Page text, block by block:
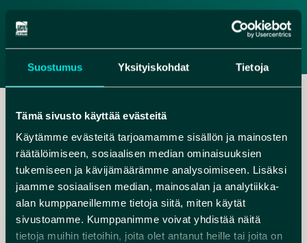
Suostumus Yksityiskohdat Tietoja
Tämä sivusto käyttää evästeitä
Käytämme evästeitä tarjoamamme sisällön ja mainosten
räätälöimiseen, sosiaalisen median ominaisuuksien
tukemiseen ja kävijämäärämme analysoimiseen. Lisäksi
jaamme sosiaalisen median, mainosalan ja analytiikka-
alan kumppaneillemme tietoja siitä, miten käytät
sivustoamme. Kumppanimme voivat yhdistää näitä
tietoja muihin tietoihin, joita olet antanut heille tai joita on
DEsearch
,
INFO@NATUREDREAMDAYS.COM
00358 451699734